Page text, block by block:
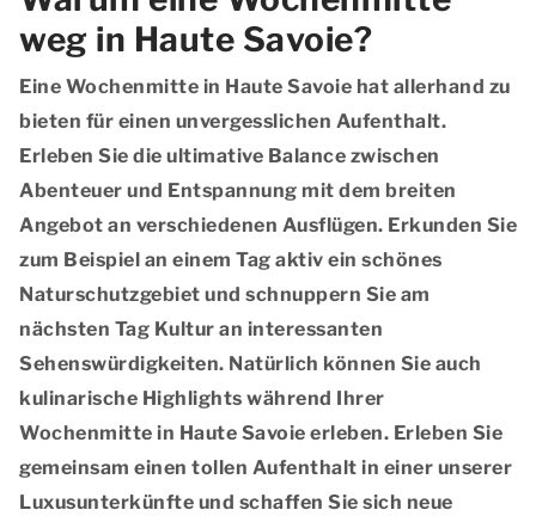
weg in Haute Savoie?
Eine Wochenmitte in Haute Savoie hat allerhand zu
bieten für einen unvergesslichen Aufenthalt.
Erleben Sie die ultimative Balance zwischen
Abenteuer und Entspannung mit dem breiten
Angebot an verschiedenen Ausflügen. Erkunden Sie
zum Beispiel an einem Tag aktiv ein schönes
Naturschutzgebiet und schnuppern Sie am
nächsten Tag Kultur an interessanten
Sehenswürdigkeiten. Natürlich können Sie auch
kulinarische Highlights während Ihrer
Wochenmitte in Haute Savoie erleben. Erleben Sie
gemeinsam einen tollen Aufenthalt in einer unserer
Luxusunterkünfte und schaffen Sie sich neue